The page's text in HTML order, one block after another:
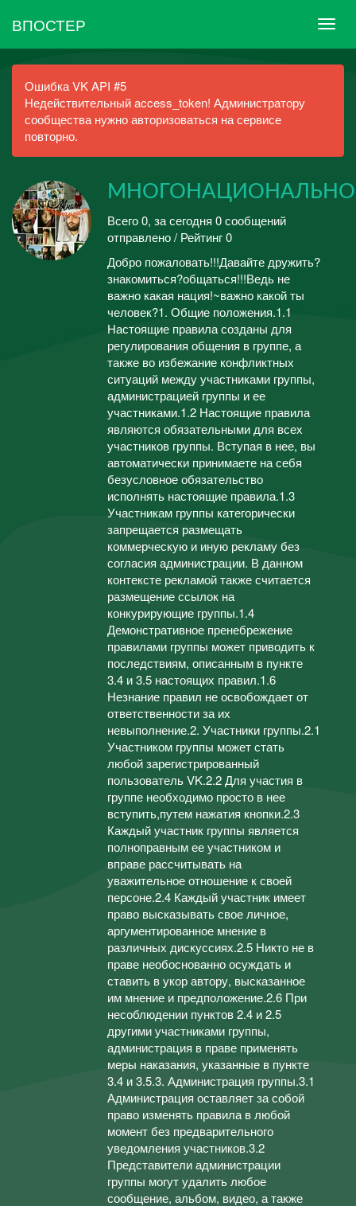
ВПОСТЕР
Ошибка VK API #5
Недействительный access_token! Администратору
сообщества нужно авторизоваться на сервисе
повторно.
Всего 0, за сегодня 0 сообщений
отправлено / Рейтинг 0
Добро пожаловать!!!Давайте дружить?
знакомиться?общаться!!!Ведь не
важно какая нация!~важно какой ты
человек?1. Общие положения.1.1
Настоящие правила созданы для
регулирования общения в группе, а
также во избежание конфликтных
ситуаций между участниками группы,
администрацией группы и ее
участниками.1.2 Настоящие правила
являются обязательными для всех
участников группы. Вступая в нее, вы
автоматически принимаете на себя
безусловное обязательство
исполнять настоящие правила.1.3
Участникам группы категорически
запрещается размещать
коммерческую и иную рекламу без
согласия администрации. В данном
контексте рекламой также считается
размещение ссылок на
конкурирующие группы.1.4
Демонстративное пренебрежение
правилами группы может приводить к
последствиям, описанным в пункте
3.4 и 3.5 настоящих правил.1.6
Незнание правил не освобождает от
ответственности за их
невыполнение.2. Участники группы.2.1
Участником группы может стать
любой зарегистрированный
пользователь VK.2.2 Для участия в
группе необходимо просто в нее
вступить,путем нажатия кнопки.2.3
Каждый участник группы является
полноправным ее участником и
вправе рассчитывать на
уважительное отношение к своей
персоне.2.4 Каждый участник имеет
право высказывать свое личное,
аргументированное мнение в
различных дискуссиях.2.5 Никто не в
праве необоснованно осуждать и
ставить в укор автору, высказанное
им мнение и предположение.2.6 При
несоблюдении пунктов 2.4 и 2.5
другими участниками группы,
администрация в праве применять
меры наказания, указанные в пункте
3.4 и 3.5.3. Администрация группы.3.1
Администрация оставляет за собой
право изменять правила в любой
момент без предварительного
уведомления участников.3.2
Представители администрации
группы могут удалить любое
сообщение, альбом, видео, а также